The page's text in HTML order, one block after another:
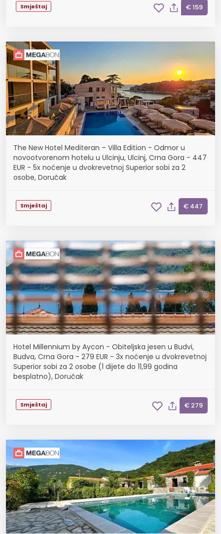
Smještaj € 159
The New Hotel Mediteran – Villa Edition - Odmor u
novootvorenom hotelu u Ulcinju, Ulcinj, Crna Gora - 447
EUR - 5x noćenje u dvokrevetnoj Superior sobi za 2
osobe, Doručak
Smještaj € 447
Hotel Millennium by Aycon - Obiteljska jesen u Budvi,
Budva, Crna Gora - 279 EUR - 3x noćenje u dvokrevetnoj
Superior sobi za 2 osobe (1 dijete do 11,99 godina
besplatno), Doručak
Smještaj € 279